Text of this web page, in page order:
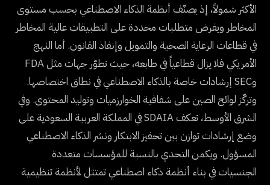
الأكثر شمولاً، إذ يصنّف أنظمة الذكاء الاصطناعي بحسب مستوى
المخاطر ويفرض متطلبات محددة على التطبيقات عالية المخاطر
في قطاعات الرعاية الصحية والتمويل وإنفاذ القانون. أما النهج
الأمريكي فلا يزال قطاعياً في طابعه، حيث تطوّر جهات مثل FDA
وSEC إرشادات خاصة بالذكاء الاصطناعي في نطاق اختصاصها.
وتركّز لوائح الصين على شفافية الخوارزميات وتوليد المحتوى. وفي
الشرق الأوسط، تعكف SDAIA في المملكة العربية السعودية على
وضع إرشادات توازن بين تحفيز الابتكار ونشر الذكاء الاصطناعي
المسؤول. ويكمن التحدي بالنسبة للمؤسسات متعددة
الجنسيات في بناء أنظمة ذكاء اصطناعي تمتثل لأنظمة تنظيمية